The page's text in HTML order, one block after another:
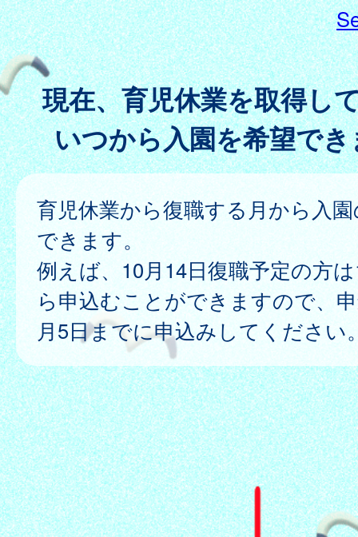
現在、育児休業を取得し
いつから入園を希望で
育児休業から復職する月から入
できます。
例えば、10月14日復職予定の方
ら申込むことができますので、
月5日までに申込みしてください